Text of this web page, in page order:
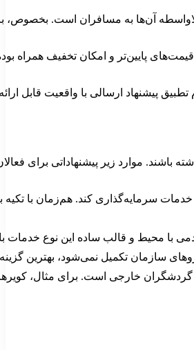
آن‌ها به مسافران است. بخصوص،
قیمت‌های پایین‌تر و امکان تخفیف
پیشنهاد ارسالی با واقعیت قابل
باشند. موارد زیر پیشنهاداتی برای
سرمایه‌گذاری کند. هم‌زمان با تکیه
با محیط و قالب ساده این نوع
سازمان تکمیل نمی‌شود، بهترین
خارجی است. برای مثال، کویرهای